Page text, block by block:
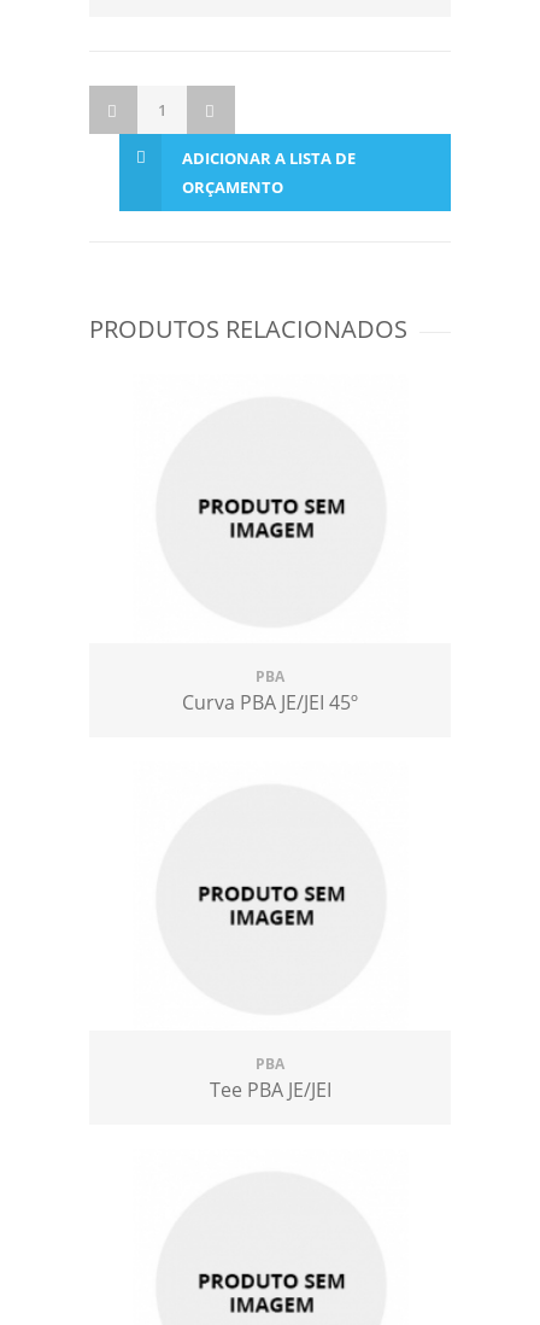
ADICIONAR A LISTA DE
ORÇAMENTO
PRODUTOS RELACIONADOS
PBA
Curva PBA JE/JEI 45º
PBA
Tee PBA JE/JEI